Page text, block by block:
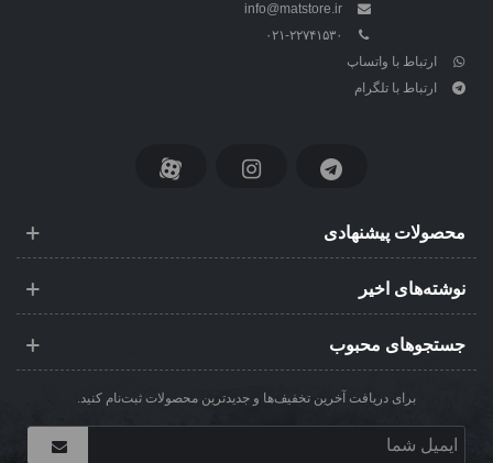
info@matstore.ir
۰۲۱-۲۲۷۴۱۵۳۰
ارتباط با واتساپ
ارتباط با تلگرام
محصولات پیشنهادی
نوشته‌های اخیر
جستجوهای محبوب
برای دریافت آخرین تخفیف‌ها و جدیدترین محصولات ثبت‌نام کنید.